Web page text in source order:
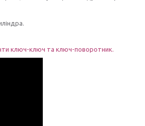
ключ-ключ та ключ-поворотник.